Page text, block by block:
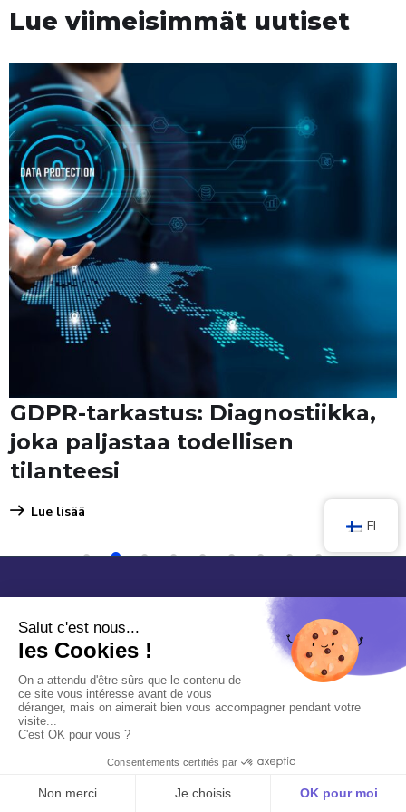
Lue viimeisimmät uutiset
GDPR-tarkastus: Diagnostiikka,
joka paljastaa todellisen
tilanteesi
Lue lisää
1 2 3 4 5 6 7 8 9
FI